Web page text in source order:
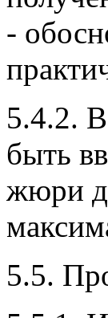
-
5.4.2.
быть
жюри
5.5.